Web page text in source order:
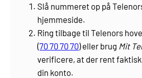
Slå nummeret op på
hjemmeside.
Ring tilbage til Telenors
(70 70 70 70) eller brug Mit
verificere, at der rent faktisk
din konto.